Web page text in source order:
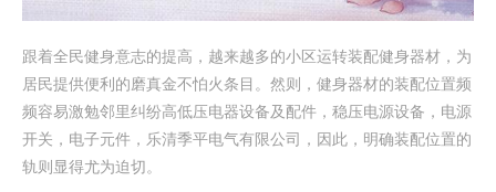
跟着全民健身意志的提高，越来越多的小区运转装配健身器材，为
居民提供便利的磨真金不怕火条目。然则，健身器材的装配位置频
频容易激勉邻里纠纷高低压电器设备及配件，稳压电源设备，电源
开关，电子元件，乐清季平电气有限公司，因此，明确装配位置的
轨则显得尤为迫切。